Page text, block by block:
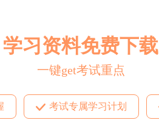
学习资料免费下载
一键get考试重点
考试专属学习计划